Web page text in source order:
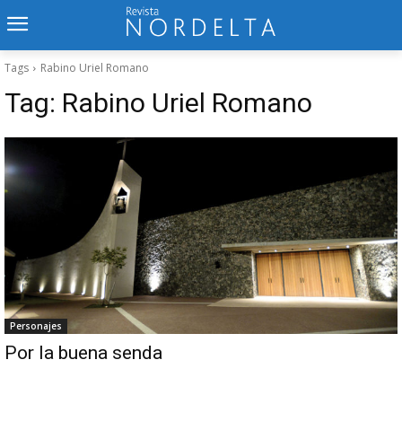
Tags Rabino Uriel Romano
Tag: Rabino Uriel Romano
Personajes
Por la buena senda